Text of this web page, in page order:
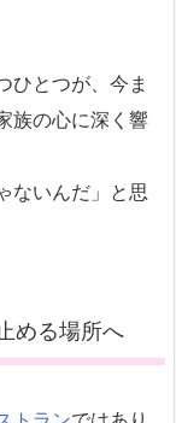
ひとつが、今ま
族の心に深く響
ないんだ」と思
める場所へ